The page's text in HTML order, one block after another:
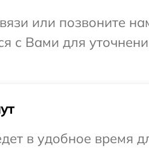
или позвоните
с Вами для
в удобное время